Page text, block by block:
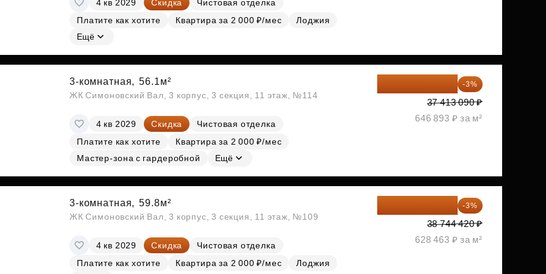
Субсидии
4 кв 2029 Скидка
Чистовая отделка
Платите как хотите
Квартира за 2 000 ₽/мес
Лоджия
Ещё
3-комнатная, 56.1м²
ЖК Симоновский Вал, 3 корпус, 3 секция, 11 этаж, №114
4 кв 2029 Скидка
Чистовая отделка
Платите как хотите
Квартира за 2 000 ₽/мес
Мастер-зона с гардеробной
Ещё
36 290 697 ₽ -3%
37 413 090 ₽
646 893 ₽ за м²
3-комнатная, 59.8м²
ЖК Симоновский Вал, 3 корпус, 3 секция, 11 этаж, №109
4 кв 2029 Скидка
Чистовая отделка
Платите как хотите
Квартира за 2 000 ₽/мес
Лоджия
37 582 087 ₽ -3%
38 744 420 ₽
628 463 ₽ за м²